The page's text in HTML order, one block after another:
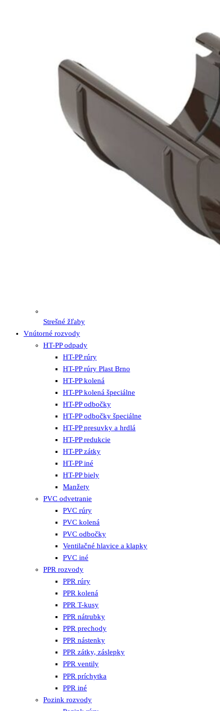
Strešné žľaby
Vnútorné rozvody
HT-PP odpady
HT-PP rúry
HT-PP rúry Plast Brno
HT-PP kolená
HT-PP kolená špeciálne
HT-PP odbočky
HT-PP odbočky špeciálne
HT-PP presuvky a hrdlá
HT-PP redukcie
HT-PP zátky
HT-PP iné
HT-PP biely
Manžety
PVC odvetranie
PVC rúry
PVC kolená
PVC odbočky
Ventilačné hlavice a klapky
PVC iné
PPR rozvody
PPR rúry
PPR kolená
PPR T-kusy
PPR nátrubky
PPR prechody
PPR nástenky
PPR zátky, záslepky
PPR ventily
PPR príchytka
PPR iné
Pozink rozvody